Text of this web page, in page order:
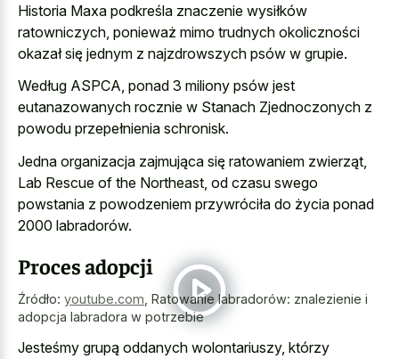
Historia Maxa podkreśla znaczenie wysiłków
ratowniczych, ponieważ mimo trudnych okoliczności
okazał się jednym z najzdrowszych psów w grupie.
Według ASPCA, ponad 3 miliony psów jest
eutanazowanych rocznie w Stanach Zjednoczonych z
powodu przepełnienia schronisk.
Jedna organizacja zajmująca się ratowaniem zwierząt,
Lab Rescue of the Northeast, od czasu swego
powstania z powodzeniem przywróciła do życia ponad
2000 labradorów.
Proces adopcji
Źródło: youtube.com Ratowanie labradorów: znalezienie i
adopcja labradora w potrzebie
Jesteśmy grupą oddanych wolontariuszy, którzy